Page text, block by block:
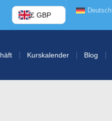
£ GBP
Deutsch
Kurskalender Blog